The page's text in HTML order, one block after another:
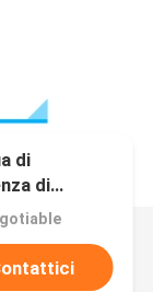
di
di